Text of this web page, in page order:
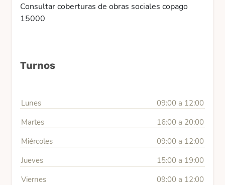
Consultar coberturas de obras sociales copago
15000
Turnos
Lunes
09:00 a 12:00
Martes
16:00 a 20:00
Miércoles
09:00 a 12:00
Jueves
15:00 a 19:00
Viernes
09:00 a 12:00